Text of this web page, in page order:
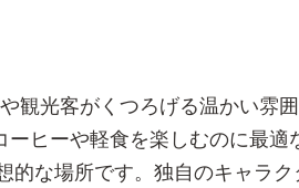
観光客がくつろげる温かい雰
ヒーや軽食を楽しむのに最適
な場所です。独自のキャラク